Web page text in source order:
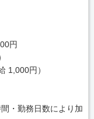
円
1,000円）
・勤務日数により加